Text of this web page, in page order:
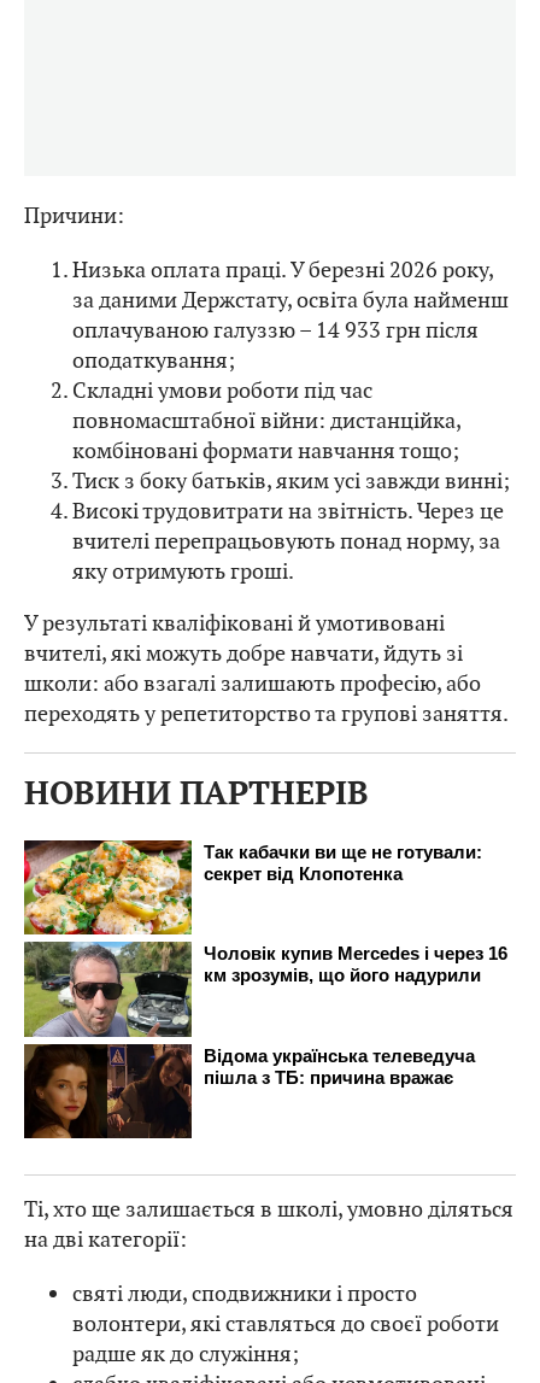
Причини:
Низька оплата праці. У березні 2026 року,
за даними Держстату, освіта була найменш
оплачуваною галуззю – 14 933 грн після
оподаткування;
Складні умови роботи під час
повномасштабної війни: дистанційка,
комбіновані формати навчання тощо;
Тиск з боку батьків, яким усі завжди винні;
Високі трудовитрати на звітність. Через це
вчителі перепрацьовують понад норму, за
яку отримують гроші.
У результаті кваліфіковані й умотивовані
вчителі, які можуть добре навчати, йдуть зі
школи: або взагалі залишають професію, або
переходять у репетиторство та групові заняття.
НОВИНИ ПАРТНЕРІВ
Ті, хто ще залишається в школі, умовно діляться
на дві категорії:
святі люди, сподвижники і просто
волонтери, які ставляться до своєї роботи
радше як до служіння;